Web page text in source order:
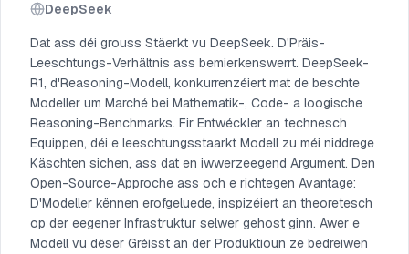
DeepSeek
Dat ass déi grouss Stäerkt vu DeepSeek. D'Präis-
Leeschtungs-Verhältnis ass bemierkenswerrt. DeepSeek-
R1, d'Reasoning-Modell, konkurrenzéiert mat de beschte
Modeller um Marché bei Mathematik-, Code- a loogische
Reasoning-Benchmarks. Fir Entwéckler an technesch
Equippen, déi e leeschtungsstaarkt Modell zu méi niddrege
Käschten sichen, ass dat en iwwerzeegend Argument. Den
Open-Source-Approche ass och e richtegen Avantage:
D'Modeller kënnen erofgeluede, inspizéiert an theoretesch
op der eegener Infrastruktur selwer gehost ginn. Awer e
Modell vu dëser Gréisst an der Produktioun ze bedreiwen